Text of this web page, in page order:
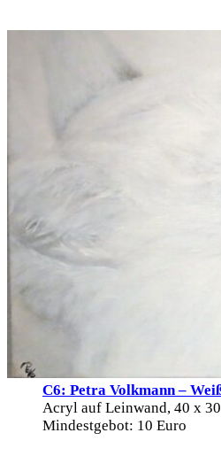
C6: Petra Volkmann –
Acryl auf Leinwand, 40 x
Mindestgebot: 10 Euro